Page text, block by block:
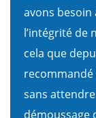
avons
l’intégrité de
cela que
recommandé
sans
démoussage